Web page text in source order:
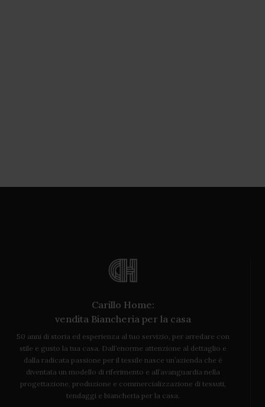
Carillo Home:
vendita Biancheria per la casa
50 anni di storia ed esperienza al tuo servizio, per arredare con
stile e gusto la tua casa. Dall’enorme attenzione al dettaglio e
dalla radicata passione per il tessile nasce un’azienda che è
diventata un modello di riferimento e all’avanguardia nella
progettazione, produzione e commercializzazione di tessuti,
tendaggi e biancheria per la casa.